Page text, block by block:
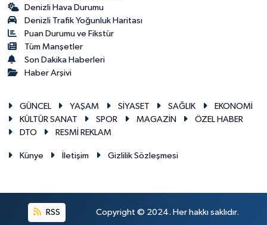
Denizli Hava Durumu
Denizli Trafik Yoğunluk Haritası
Puan Durumu ve Fikstür
Tüm Manşetler
Son Dakika Haberleri
Haber Arşivi
GÜNCEL YAŞAM SİYASET SAĞLIK
EKONOMİ
KÜLTÜR SANAT
SPOR MAGAZİN
ÖZEL HABER
DTO
RESMİ REKLAM
Künye İletişim Gizlilik Sözleşmesi
RSS Copyright © 2024. Her hakkı saklıdır.